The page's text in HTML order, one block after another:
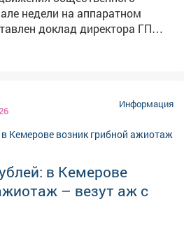
недели на аппаратном
доклад директора ГП
Было поручено учесть
понимаю, что всем не
капитального ремонта
правового характера.
вопросам можно
среды месяца по адресу пр.
приемная граждан.
по телефону: 2-75-04.
Информация
в Кемерове
– везут аж с